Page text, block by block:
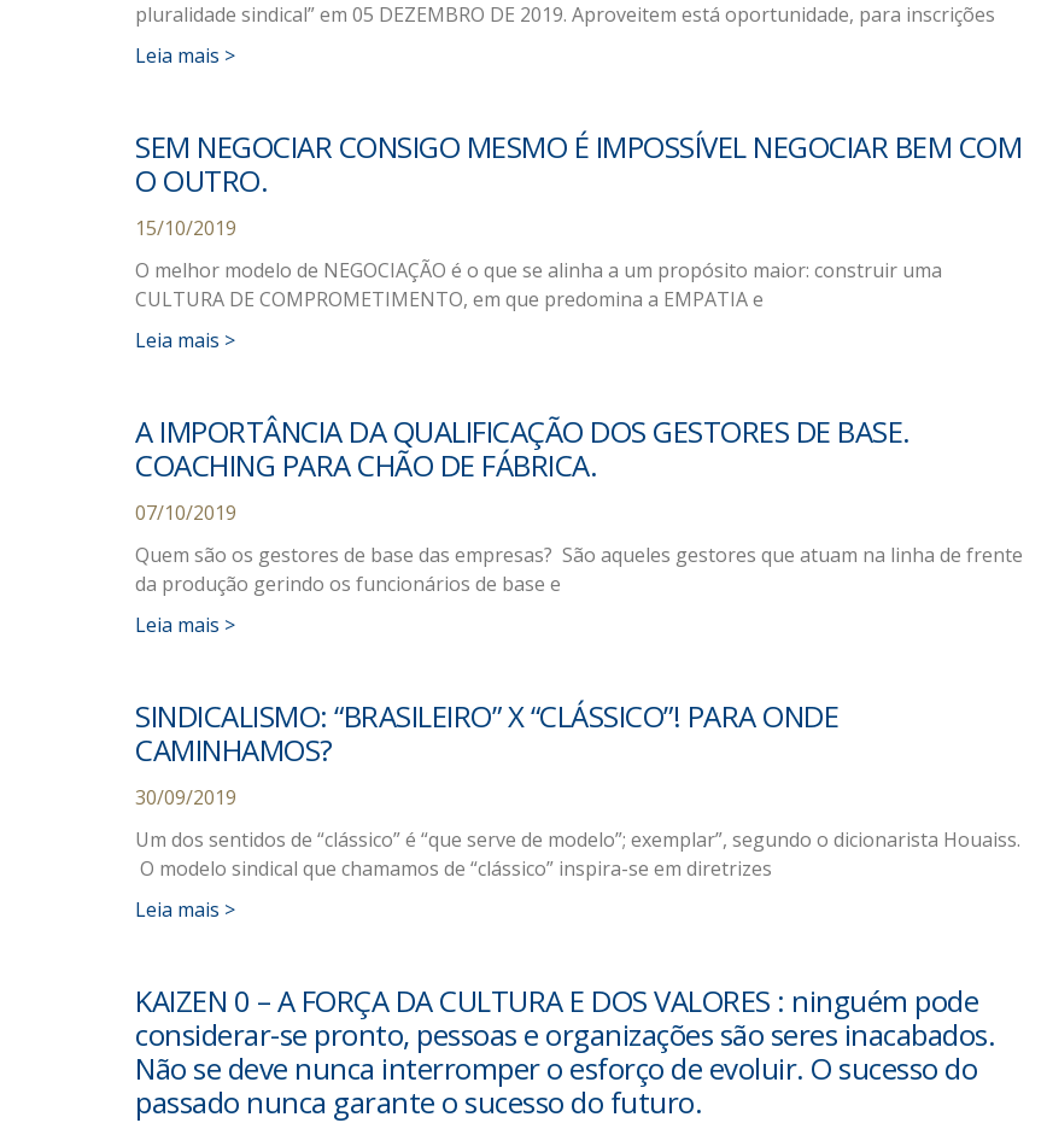
pluralidade sindical” em 05 DEZEMBRO DE 2019. Aproveitem está oportunidade, para inscrições
Leia mais >
SEM NEGOCIAR CONSIGO MESMO É IMPOSSÍVEL NEGOCIAR BEM COM
O OUTRO.
15/10/2019
O melhor modelo de NEGOCIAÇÃO é o que se alinha a um propósito maior: construir uma
CULTURA DE COMPROMETIMENTO, em que predomina a EMPATIA e
Leia mais >
A IMPORTÂNCIA DA QUALIFICAÇÃO DOS GESTORES DE BASE.
COACHING PARA CHÃO DE FÁBRICA.
07/10/2019
Quem são os gestores de base das empresas? São aqueles gestores que atuam na linha de frente
da produção gerindo os funcionários de base e
Leia mais >
SINDICALISMO: “BRASILEIRO” X “CLÁSSICO”! PARA ONDE
CAMINHAMOS?
30/09/2019
Um dos sentidos de “clássico” é “que serve de modelo”; exemplar”, segundo o dicionarista Houaiss.
O modelo sindical que chamamos de “clássico” inspira-se em diretrizes
Leia mais >
KAIZEN 0 – A FORÇA DA CULTURA E DOS VALORES : ninguém pode
considerar-se pronto, pessoas e organizações são seres inacabados.
Não se deve nunca interromper o esforço de evoluir. O sucesso do
passado nunca garante o sucesso do futuro.